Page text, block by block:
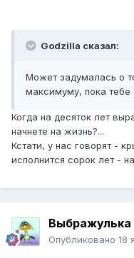
Godzilla сказал:
Может задумалась о
максимуму, пока тебе
Когда на десяток лет
начнете на жизнь?...
Кстати, у нас говорят -
исполнится сорок лет -
Выбражулька
Опубликовано 18